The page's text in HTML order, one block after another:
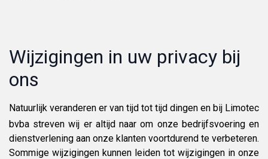
Wijzigingen in uw privacy bij
ons
Natuurlijk veranderen er van tijd tot tijd dingen en bij Limotec
bvba streven wij er altijd naar om onze bedrijfsvoering en
dienstverlening aan onze klanten voortdurend te verbeteren.
Sommige wijzigingen kunnen leiden tot wijzigingen in onze